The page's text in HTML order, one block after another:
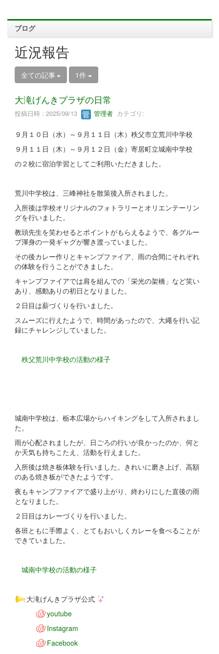
ブログ
近況報告
全ての記事 1件
大滝げんきプラザの日常
投稿日時 : 2025/09/13 管理者 カテゴリ:
９月１０日（水）～９月１１日（木）秩父市立荒川中学校
９月１１日（木）～９月１２日（金）寄居町立城南中学校
の２校に宿泊学習としてご利用いただきました。
荒川中学校は、三峰神社を散策後入所されました。
入所後は学校オリジナルのフォトラリーとオリエンテーリン
グを行いました。
教頭先生を笑わせるとポイントがもらえるようで、各グルー
プ渾身の一発ギャグが響き渡っていました。
その後カレー作りとキャンプファイア、雨の合間にそれぞれ
の体験を行うことができました。
キャンプファイアでは肩を組んでの「栄光の架橋」など笑い
あり、感動ありの初日となりました。
２日目は薪づくりを行いました。
スムーズに行えたようで、時間があったので、大繩を行い記
録にチャレンジしていました。
秩父荒川中学校の活動の様子
城南中学校は、栃本広場からハイキングをして入所されまし
た。
雨が心配されましたが、日ごろの行いが良かったのか、何と
か天気も持ちこたえ、活動を行えました。
入所後は焼き板体験を行いました。きれいに磨き上げ、高額
のある焼き板ができたようです。
夜もキャンプファイアで盛り上がり、終わりにした直後の雨
となりました。
２日目はカレーづくりを行いました。
各班ともに手際よく、とてもおいしくカレーを食べることが
できていました。
城南中学校の活動の様子
大滝げんきプラザ公式
youtube
Instagram
Facebook